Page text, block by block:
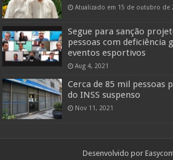
Atualizado em 15 de outubro de
Segue para sanção
pessoas com deficiência
eventos esportivos
Aug 4, 2021
Cerca de 85 mil pessoas
do INSS suspenso
Nov 11, 2021
Desenvolvido por